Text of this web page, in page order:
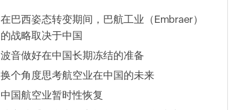
在巴西姿态转变期间，巴航工业（Embraer）
的战略取决于中国
波音做好在中国长期冻结的准备
换个角度思考航空业在中国的未来
中国航空业暂时性恢复